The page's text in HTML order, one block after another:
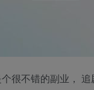
很不错的副业，